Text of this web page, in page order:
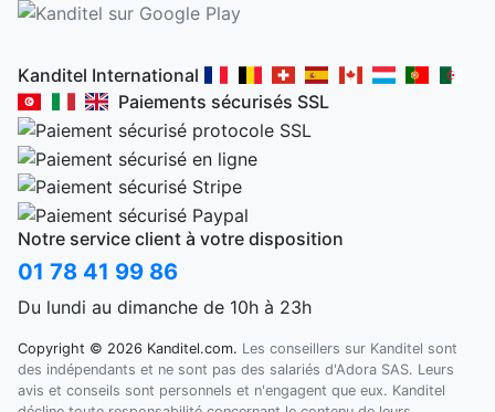
Kanditel International
Paiements sécurisés SSL
Notre service client à votre disposition
01 78 41 99 86
Du lundi au dimanche de 10h à 23h
Copyright © 2026 Kanditel.com. Les conseillers sur Kanditel sont
des indépendants et ne sont pas des salariés d'Adora SAS. Leurs
avis et conseils sont personnels et n'engagent que eux. Kanditel